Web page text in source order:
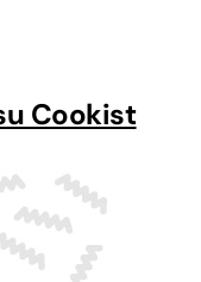
Cookist